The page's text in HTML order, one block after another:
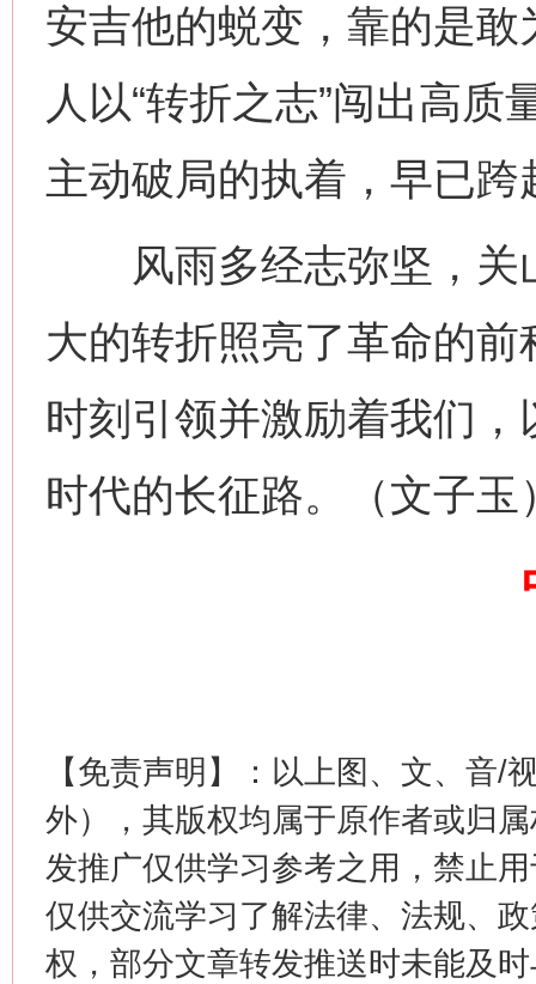
安吉他的蜕变，靠的是
人以“转折之志”闯出高
主动破局的执着，早已
风雨多经志弥坚，关
大的转折照亮了革命的
时刻引领并激励着我们
时代的长征路。（文子玉
【免责声明】：以上图、文、音/
外），其版权均属于原作者或归
发推广仅供学习参考之用，禁止
仅供交流学习了解法律、法规、
权，部分文章转发推送时未能及
网上购药对药下症？